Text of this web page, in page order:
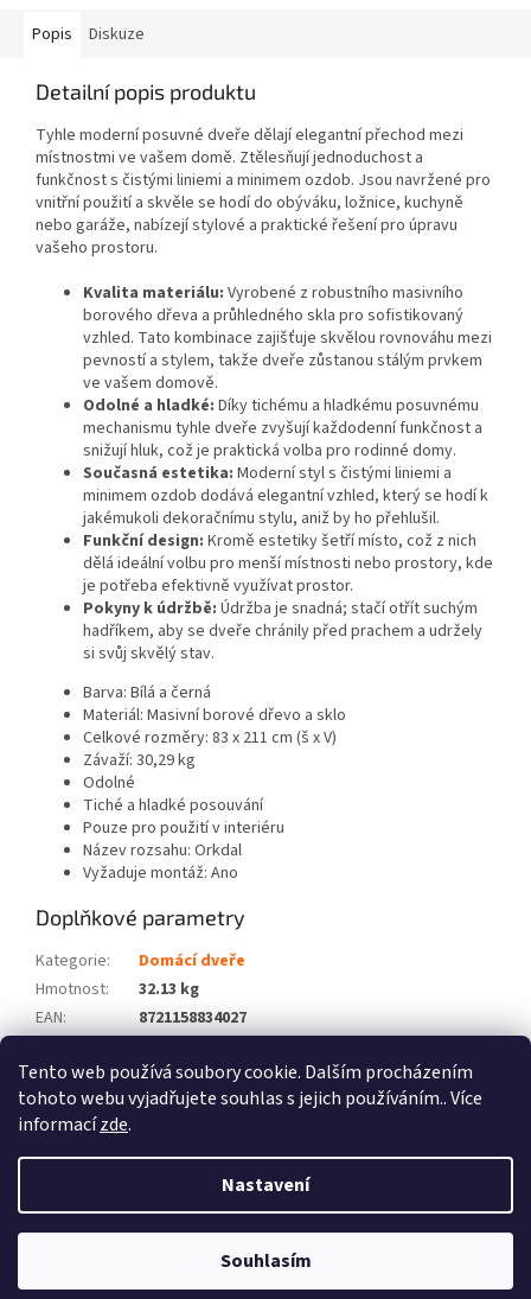
Tento web používá soubory cookie. Dalším procházením
tohoto webu vyjadřujete souhlas s jejich používáním.. Více
informacízde.
Nastavení
Souhlasím
Popis Diskuze
Detailní popis produktu
Tyhle moderní posuvné dveře dělají elegantní přechod mezi
místnostmi ve vašem domě. Ztělesňují jednoduchost a
funkčnost s čistými liniemi a minimem ozdob. Jsou navržené pro
vnitřní použití a skvěle se hodí do obýváku, ložnice, kuchyně
nebo garáže, nabízejí stylové a praktické řešení pro úpravu
vašeho prostoru.
Kvalita materiálu: Vyrobené z robustního masivního
borového dřeva a průhledného skla pro sofistikovaný
vzhled. Tato kombinace zajišťuje skvělou rovnováhu mezi
pevností a stylem, takže dveře zůstanou stálým prvkem
ve vašem domově.
Odolné a hladké: Díky tichému a hladkému posuvnému
mechanismu tyhle dveře zvyšují každodenní funkčnost a
snižují hluk, což je praktická volba pro rodinné domy.
Současná estetika: Moderní styl s čistými liniemi a
minimem ozdob dodává elegantní vzhled, který se hodí k
jakémukoli dekoračnímu stylu, aniž by ho přehlušil.
Funkční design: Kromě estetiky šetří místo, což z nich
dělá ideální volbu pro menší místnosti nebo prostory, kde
je potřeba efektivně využívat prostor.
Pokyny k údržbě: Údržba je snadná; stačí otřít suchým
hadříkem, aby se dveře chránily před prachem a udržely
si svůj skvělý stav.
Barva: Bílá a černá
Materiál: Masivní borové dřevo a sklo
Celkové rozměry: 83 x 211 cm (š x V)
Závaží: 30,29 kg
Odolné
Tiché a hladké posouvání
Pouze pro použití v interiéru
Název rozsahu: Orkdal
Vyžaduje montáž: Ano
Doplňkové parametry
Kategorie:
Domácí dveře
Hmotnost:
32.13 kg
EAN:
8721158834027
Počet balíků: 2
Vytvořil Shoptet
Zboží XL. Všechna práva vyhrazena.